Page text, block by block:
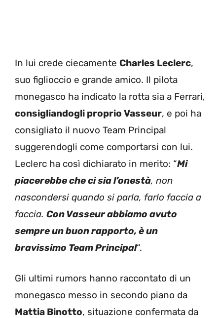
In lui crede ciecamente Charles Leclerc,
suo figlioccio e grande amico. Il pilota
monegasco ha indicato la rotta sia a Ferrari,
consigliandogli proprio Vasseur, e poi ha
consigliato il nuovo Team Principal
suggerendogli come comportarsi con lui.
Leclerc ha così dichiarato in merito: “Mi
piacerebbe che ci sia l’onestà, non
nascondersi quando si parla, farlo faccia a
faccia. Con Vasseur abbiamo avuto
sempre un buon rapporto, è un
bravissimo Team Principal“.
Gli ultimi rumors hanno raccontato di un
monegasco messo in secondo piano da
Mattia Binotto, situazione confermata da